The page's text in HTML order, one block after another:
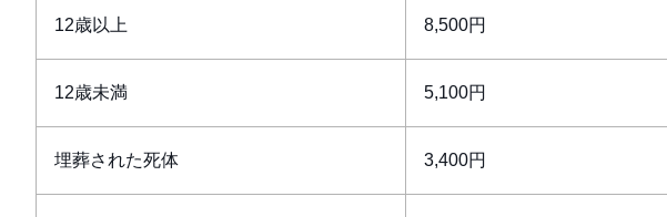
12歳以上 8,500円
12歳未満 5,100円
埋葬された死体 3,400円